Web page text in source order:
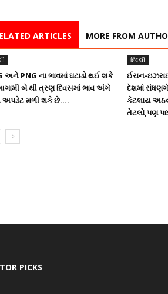
ARTICLES MORE FROM
અને PNG ના ભાવમાં ઘટાડો થઈ શકે
બે થી ત્રણ દિવસમાં ભાવ અંગે
અપડેટ મળી શકે છે….
દિલ્લી
ઈરાન-
દેશમાં
કેટલાય
તેટલો,પણ
PICKS